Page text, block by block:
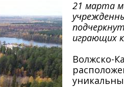
21 марта
играющих
Волжско-